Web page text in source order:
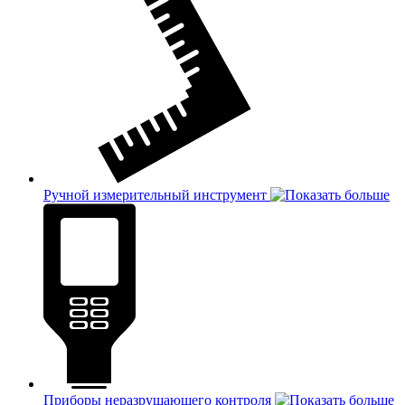
Ручной измерительный инструмент
Приборы неразрушающего контроля